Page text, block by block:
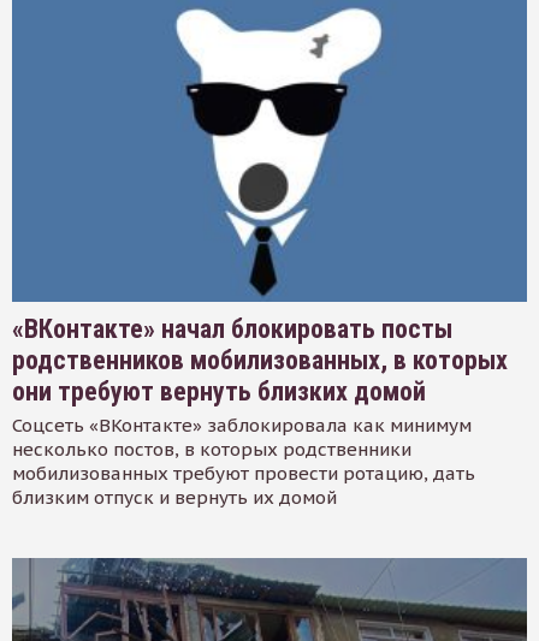
«ВКонтакте» начал блокировать посты
родственников мобилизованных, в которых
они требуют вернуть близких домой
Соцсеть «ВКонтакте» заблокировала как минимум
несколько постов, в которых родственники
мобилизованных требуют провести ротацию, дать
близким отпуск и вернуть их домой